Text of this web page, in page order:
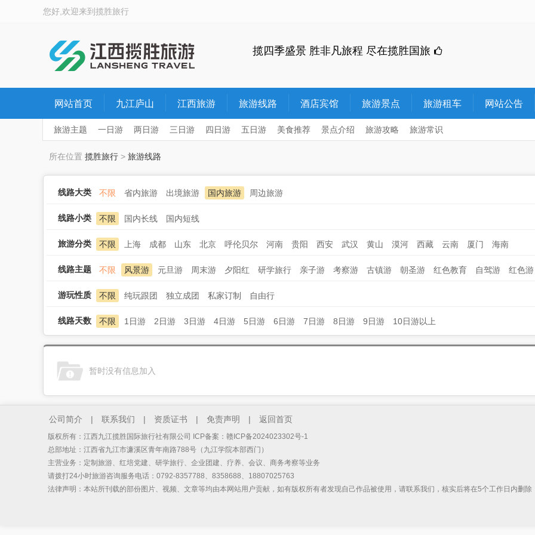
您好,欢迎来到 揽胜旅行
揽四季盛景 胜非凡旅程 尽在揽胜国旅
网站首页 九江庐山 江西旅游 旅游线路 酒店宾馆 旅游景点 旅游租车 网站公告
旅游主题 一日游 两日游 三日游 四日游 五日游 美食推荐 景点介绍 旅游攻略 旅游常识
所在位置 揽胜旅行 > 旅游线路
线路大类 不限 省内旅游 出境旅游 国内旅游 周边旅游
线路小类 不限 国内长线 国内短线
旅游分类 不限 上海 成都 山东 北京 呼伦贝尔 河南 贵阳 西安 武汉 黄山 漠河 西藏 云南 厦门 海南
线路主题 不限 风景游 元旦游 周末游 夕阳红 研学旅行 亲子游 考察游 古镇游 朝圣游 红色教育 自驾游 红色游
游玩性质 不限 纯玩跟团 独立成团 私家订制 自由行
线路天数 不限 1日游 2日游 3日游 4日游 5日游 6日游 7日游 8日游 9日游 10日游以上
暂时没有信息加入
公司简介 | 联系我们 | 资质证书 | 免责声明 | 返回首页
版权所有：江西九江揽胜国际旅行社有限公司 ICP备案： 赣ICP备2024023302号-1
总部地址：江西省九江市濂溪区青年南路788号（九江学院本部西门）
主营业务：定制旅游、红培党建、研学旅行、企业团建、疗养、会议、商务考察等业务
请拨打24小时旅游咨询服务电话：0792-8357788、8358688、18807025763
法律声明：本站所刊载的部份图片、视频、文章等均由本网站用户贡献，如有版权所有者发现自己作品被使用，请联系我们，核实后将在5个工作日内删除